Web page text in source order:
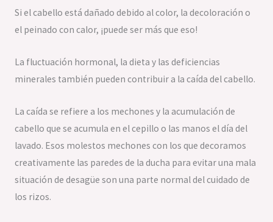
Si el cabello está dañado debido al color, la decoloración o
el peinado con calor, ¡puede ser más que eso!
La fluctuación hormonal, la dieta y las deficiencias
minerales también pueden contribuir a la caída del cabello.
La caída se refiere a los mechones y la acumulación de
cabello que se acumula en el cepillo o las manos el día del
lavado. Esos molestos mechones con los que decoramos
creativamente las paredes de la ducha para evitar una mala
situación de desagüe son una parte normal del cuidado de
los rizos.